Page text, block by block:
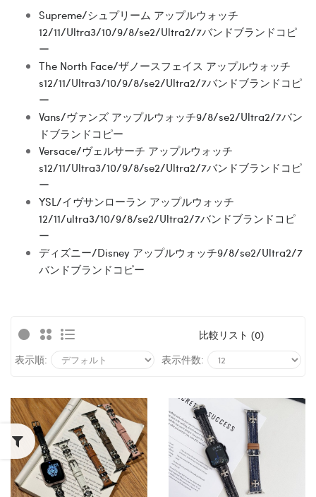
Supreme/シュプリーム アップルウォッチ
12/11/Ultra3/10/9/8/se2/Ultra2/7バンドブランドコピ
ー
The North Face/ザノースフェイス アップルウォッチ
s12/11/Ultra3/10/9/8/se2/Ultra2/7バンドブランドコピ
ー
Vans/ヴァンズ アップルウォッチ9/8/se2/Ultra2/7バン
ドブランドコピー
Versace/ヴェルサーチ アップルウォッチ
s12/11/Ultra3/10/9/8/se2/Ultra2/7バンドブランドコピ
ー
YSL/イヴサンローラン アップルウォッチ
12/11/ultra3/10/9/8/se2/Ultra2/7バンドブランドコピ
ー
ディズニー/Disney アップルウォッチ9/8/se2/Ultra2/7
バンドブランドコピー
比較リスト (0)
表示順:
表示件数: